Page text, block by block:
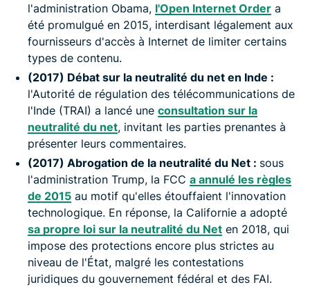
l'administration Obama, l'Open Internet Order a
été promulgué en 2015, interdisant légalement aux
fournisseurs d'accès à Internet de limiter certains
types de contenu.
(2017) Débat sur la neutralité du net en Inde :
l'Autorité de régulation des télécommunications de
l'Inde (TRAI) a lancé une consultation sur la
neutralité du net, invitant les parties prenantes à
présenter leurs commentaires.
(2017) Abrogation de la neutralité du Net : sous
l'administration Trump, la FCC a annulé les règles
de 2015 au motif qu'elles étouffaient l'innovation
technologique. En réponse, la Californie a adopté
sa propre loi sur la neutralité du Net en 2018, qui
impose des protections encore plus strictes au
niveau de l'État, malgré les contestations
juridiques du gouvernement fédéral et des FAI.